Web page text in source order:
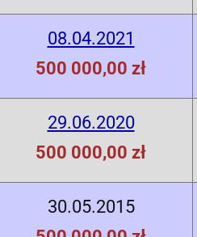
08.04.2021
500 000,00 zł
29.06.2020
500 000,00 zł
30.05.2015